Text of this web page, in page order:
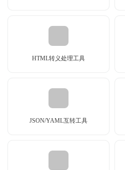
HTML转义处理工具
JSON/YAML互转工具